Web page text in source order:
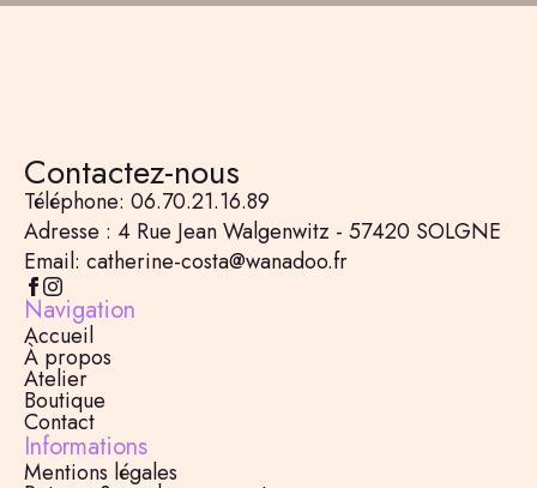
Contactez-nous
Téléphone: 06.70.21.16.89
Adresse : 4 Rue Jean Walgenwitz - 57420 SOLGNE
Email: catherine-costa@wanadoo.fr
Navigation
Accueil
À propos
Atelier
Boutique
Contact
Informations
Mentions légales